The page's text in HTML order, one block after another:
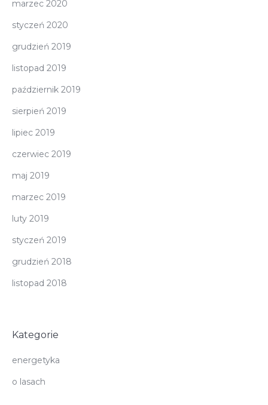
marzec 2020
styczeń 2020
grudzień 2019
listopad 2019
październik 2019
sierpień 2019
lipiec 2019
czerwiec 2019
maj 2019
marzec 2019
luty 2019
styczeń 2019
grudzień 2018
listopad 2018
Kategorie
energetyka
o lasach